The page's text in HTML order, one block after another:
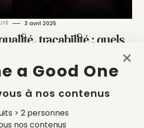
3 avril 2025
traçabilité : quels
a Good One
à nos contenus
> 2 personnes
nos contenus